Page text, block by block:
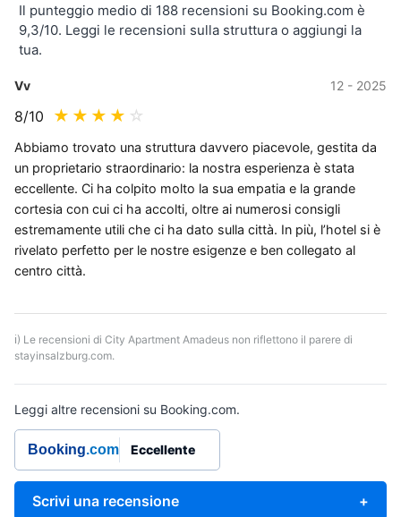
Il punteggio medio di 188 recensioni su Booking.com è
9,3/10. Leggi le recensioni sulla struttura o aggiungi la
tua.
Vv 12 - 2025
8/10 ★ ★ ★ ★ ☆
Abbiamo trovato una struttura davvero piacevole, gestita da
un proprietario straordinario: la nostra esperienza è stata
eccellente. Ci ha colpito molto la sua empatia e la grande
cortesia con cui ci ha accolti, oltre ai numerosi consigli
estremamente utili che ci ha dato sulla città. In più, l’hotel si è
rivelato perfetto per le nostre esigenze e ben collegato al
centro città.
ℹ) Le recensioni di City Apartment Amadeus non riflettono il parere di
stayinsalzburg.com.
Leggi altre recensioni su Booking.com.
Booking.com Eccellente
Scrivi una recensione +